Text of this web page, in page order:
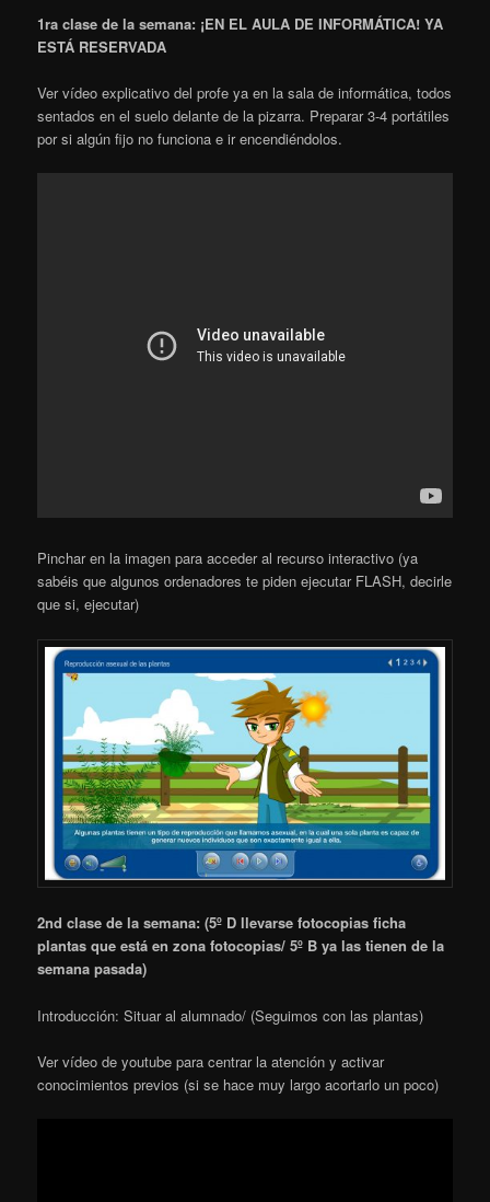
1ra clase de la semana: ¡EN EL AULA DE INFORMÁTICA! YA
ESTÁ RESERVADA
Ver vídeo explicativo del profe ya en la sala de informática, todos
sentados en el suelo delante de la pizarra. Preparar 3-4 portátiles
por si algún fijo no funciona e ir encendiéndolos.
Pinchar en la imagen para acceder al recurso interactivo (ya
sabéis que algunos ordenadores te piden ejecutar FLASH, decirle
que si, ejecutar)
2nd clase de la semana: (5º D llevarse fotocopias ficha
plantas que está en zona fotocopias/ 5º B ya las tienen de la
semana pasada)
Introducción: Situar al alumnado/ (Seguimos con las plantas)
Ver vídeo de youtube para centrar la atención y activar
conocimientos previos (si se hace muy largo acortarlo un poco)